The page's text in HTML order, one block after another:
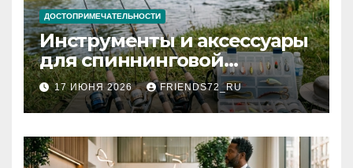
ДОСТОПРИМЕЧАТЕЛЬНОСТИ
Инструменты и аксессуары
для спиннинговой
рыбалки: назначение и
типы
17 ИЮНЯ 2026 FRIENDS72_RU